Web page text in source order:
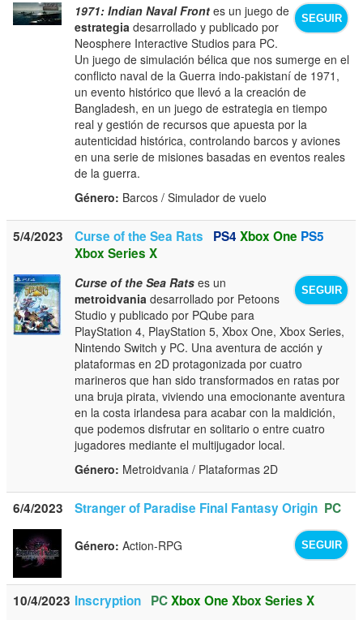
SEGUIR
1971: Indian Naval Front es un juego de
estrategia desarrollado y publicado por
Neosphere Interactive Studios para PC.
Un juego de simulación bélica que nos sumerge en el
conflicto naval de la Guerra indo-pakistaní de 1971,
un evento histórico que llevó a la creación de
Bangladesh, en un juego de estrategia en tiempo
real y gestión de recursos que apuesta por la
autenticidad histórica, controlando barcos y aviones
en una serie de misiones basadas en eventos reales
de la guerra.
Género: Barcos / Simulador de vuelo
5/4/2023 Curse of the Sea Rats PS4 Xbox One PS5
Xbox Series X
SEGUIR
Curse of the Sea Rats es un
metroidvania desarrollado por Petoons
Studio y publicado por PQube para
PlayStation 4, PlayStation 5, Xbox One, Xbox Series,
Nintendo Switch y PC. Una aventura de acción y
plataformas en 2D protagonizada por cuatro
marineros que han sido transformados en ratas por
una bruja pirata, viviendo una emocionante aventura
en la costa irlandesa para acabar con la maldición,
que podemos disfrutar en solitario o entre cuatro
jugadores mediante el multijugador local.
Género: Metroidvania / Plataformas 2D
6/4/2023 Stranger of Paradise Final Fantasy Origin PC
SEGUIR
Género: Action-RPG
10/4/2023 Inscryption PCXbox One Xbox Series X